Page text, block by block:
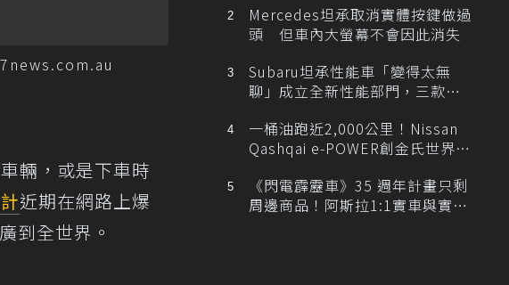
輛，或是下車時
近期在網路上爆
到全世界。
Mercedes坦承取消實體按鍵做過
頭 但車內大螢幕不會因此消失
Subaru坦承性能車「變得太無
聊」成立全新性能部門，三款手
一桶油跑近2,000公里！Nissan
Qashqai e-POWER創金氏世界紀
《閃電霹靂車》35 週年計畫只剩
周邊商品！阿斯拉1:1實車與實體